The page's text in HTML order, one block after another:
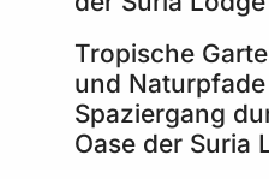
Tropische
und
Spaziergang
Oase der Suria